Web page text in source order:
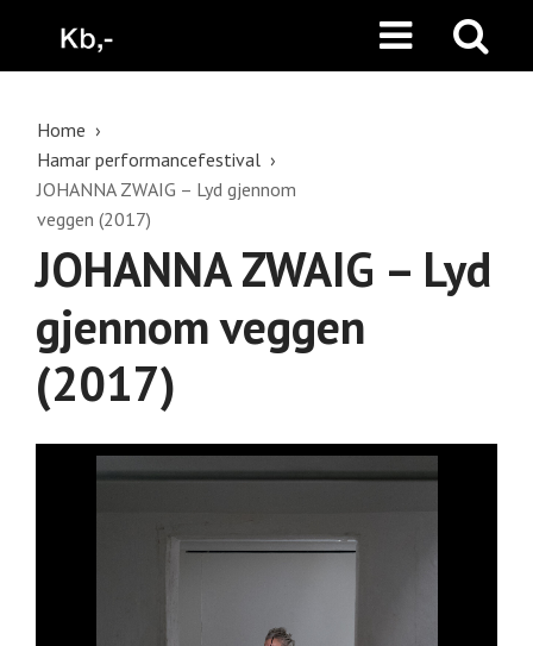
Home
Hamar performancefestival
JOHANNA ZWAIG – Lyd gjennom
veggen (2017)
JOHANNA ZWAIG – Lyd
gjennom veggen
(2017)